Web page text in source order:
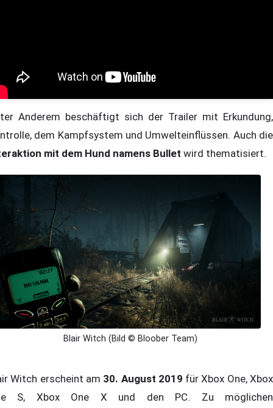
Anderem beschäftigt sich der Trailer mit Erkundung,
dem Kampfsystem und Umwelteinflüssen. Auch die
mit dem Hund namens Bullet wird thematisiert.
Blair Witch (Bild © Bloober Team)
Witch erscheint am 30. August 2019 für Xbox One, Xbox
S, Xbox One X und den PC. Zu möglichen